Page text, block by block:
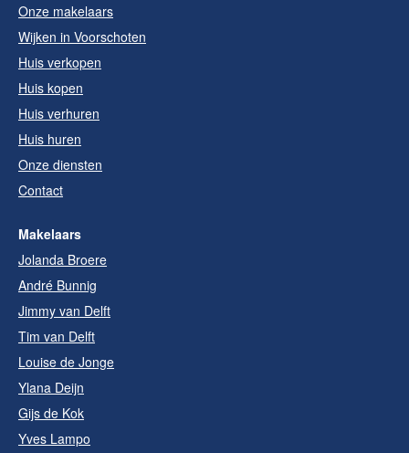
Onze makelaars
Wijken in Voorschoten
Huis verkopen
Huis kopen
Huis verhuren
Huis huren
Onze diensten
Contact
Makelaars
Jolanda Broere
André Bunnig
Jimmy van Delft
Tim van Delft
Louise de Jonge
Ylana Deijn
Gijs de Kok
Yves Lampo